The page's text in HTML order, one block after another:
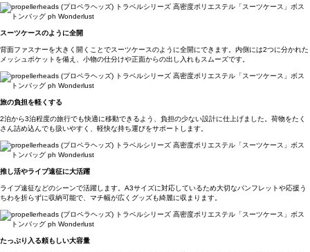
スーツケースのように全開
背面ファスナーを大きく開くことでスーツケースのように全開にできます。内側には2つに分かれた
メッシュポケットを備え、小物の仕分けや正面からの出し入れもスムーズです。
旅の負担を軽くする
2泊から3泊程度の旅行でも快適に移動できるよう、負担の少ない設計に仕上げました。荷物をたく
さん詰め込んでも扱いやすく、軽快な持ち運びをサポートします。
推し活やライブ遠征に大活躍
ライブ遠征などのシーンで活躍します。A3サイズに対応しているため大切なパンフレットや応援う
ちわを折らずに収納可能で、マチ幅が広くグッズも綺麗に収まります。
たっぷり入る頼もしい大容量